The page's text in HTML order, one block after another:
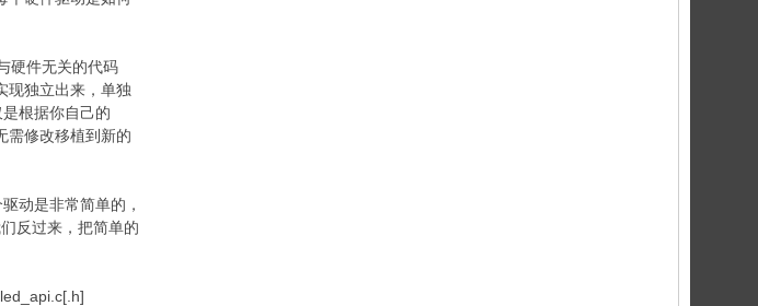
硬件无关的代码
现独立出来，单独
根据你自己的
需修改移植到新的
动是非常简单的，
反过来，把简单的